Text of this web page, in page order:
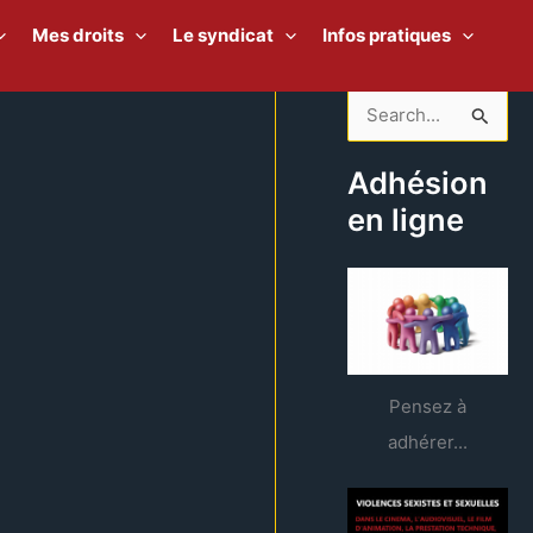
Mes droits Le syndicat
Infos pratiques
c
h
e
h
Adhésion
en ligne
Pensez à
adhérer...